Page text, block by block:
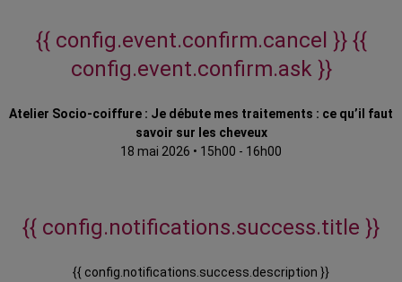
{{ config.event.confirm.cancel }} {{
config.event.confirm.ask }}
Atelier Socio-coiffure : Je débute mes traitements : ce qu’il faut
savoir sur les cheveux
18 mai 2026 • 15h00 - 16h00
{{ config.notifications.success.title }}
{{ config.notifications.success.description }}